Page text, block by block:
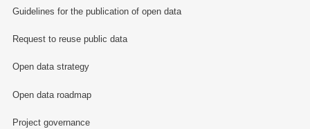
Guidelines for the publication of open data
Request to reuse public data
Open data strategy
Open data roadmap
Project governance